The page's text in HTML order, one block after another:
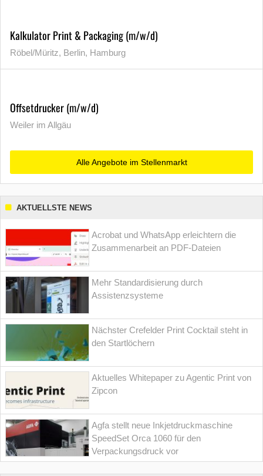
Kalkulator Print & Packaging (m/w/d)
Röbel/Müritz, Berlin, Hamburg
Offsetdrucker (m/w/d)
Weiler im Allgäu
Alle Angebote im Stellenmarkt
AKTUELLSTE NEWS
Acrobat und WhatsApp erleichtern die
Zusammenarbeit an PDF-Dateien
Mehr Standardisierung durch
Assistenzsysteme
Nächster Crefelder Print Cocktail steht in
den Startlöchern
Aktuelles Whitepaper zu Agentic Print von
Zipcon
Agfa stellt neue Inkjetdruckmaschine
SpeedSet Orca 1060 für den
Verpackungsdruck vor